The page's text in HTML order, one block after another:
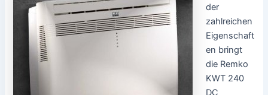
der
zahlreichen
Eigenschaft
en bringt
die Remko
KWT 240
DC